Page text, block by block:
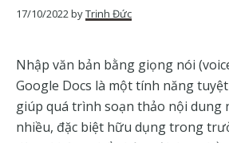
17/10/2022byTrịnh Đức
Nhập văn bản bằng giọng nói
Google Docs là một tính năng
giúp quá trình soạn thảo nội dung
nhiều, đặc biệt hữu dụng trong